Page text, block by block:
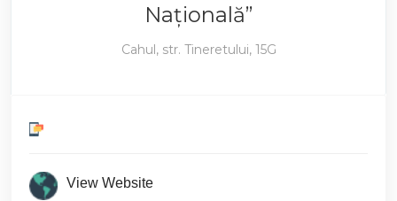
Naţională”
Cahul, str. Tineretului, 15G
View Website